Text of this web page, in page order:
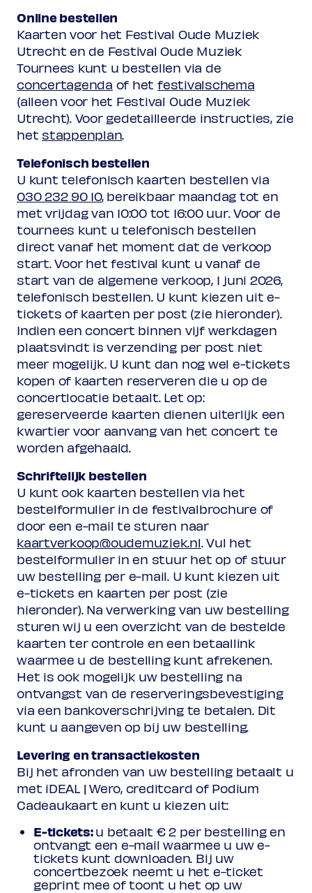
Online bestellen
Kaarten voor het Festival Oude Muziek
Utrecht en de Festival Oude Muziek
Tournees kunt u bestellen via de
concertagenda of het festivalschema
(alleen voor het Festival Oude Muziek
Utrecht). Voor gedetailleerde instructies, zie
het stappenplan.
Telefonisch bestellen
U kunt telefonisch kaarten bestellen via
030 232 90 10, bereikbaar maandag tot en
met vrijdag van 10:00 tot 16:00 uur. Voor de
tournees kunt u telefonisch bestellen
direct vanaf het moment dat de verkoop
start. Voor het festival kunt u vanaf de
start van de algemene verkoop, 1 juni 2026,
telefonisch bestellen. U kunt kiezen uit e-
tickets of kaarten per post (zie hieronder).
Indien een concert binnen vijf werkdagen
plaatsvindt is verzending per post niet
meer mogelijk. U kunt dan nog wel e-tickets
kopen of kaarten reserveren die u op de
concertlocatie betaalt. Let op:
gereserveerde kaarten dienen uiterlijk een
kwartier voor aanvang van het concert te
worden afgehaald.
Schriftelijk bestellen
U kunt ook kaarten bestellen via het
bestelformulier in de festivalbrochure of
door een e-mail te sturen naar
kaartverkoop@oudemuziek.nl. Vul het
bestelformulier in en stuur het op of stuur
uw bestelling per e-mail. U kunt kiezen uit
e-tickets en kaarten per post (zie
hieronder). Na verwerking van uw bestelling
sturen wij u een overzicht van de bestelde
kaarten ter controle en een betaallink
waarmee u de bestelling kunt afrekenen.
Het is ook mogelijk uw bestelling na
ontvangst van de reserveringsbevestiging
via een bankoverschrijving te betalen. Dit
kunt u aangeven op bij uw bestelling.
Levering en transactiekosten
Bij het afronden van uw bestelling betaalt u
met iDEAL | Wero, creditcard of Podium
Cadeaukaart en kunt u kiezen uit:
E-tickets:u betaalt € 2 per bestelling en
ontvangt een e-mail waarmee u uw e-
tickets kunt downloaden. Bij uw
concertbezoek neemt u het e-ticket
geprint mee of toont u het op uw